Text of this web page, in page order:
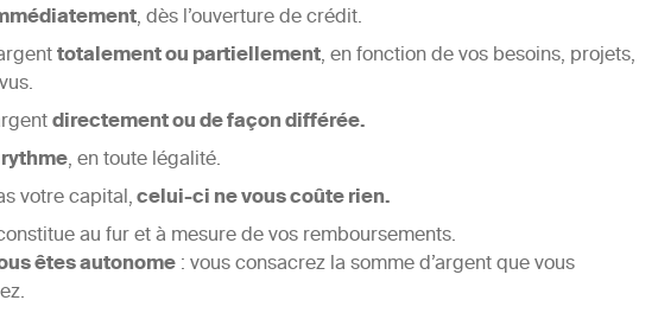
, dès l’ouverture de crédit.
totalement ou partiellement, en fonction de vos besoins, projets,
directement ou de façon différée.
, en toute légalité.
votre capital,celui-ci ne vous coûte rien.
au fur et à mesure de vos remboursements.
êtes autonome: vous consacrez la somme d’argent que vous